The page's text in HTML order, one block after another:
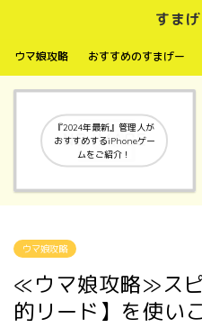
すま
ウマ娘攻略 おすすめのすまげー
『2024年最新』管理人が
おすすめするiPhoneゲー
ムをご紹介！
ウマ娘攻略
≪ウマ娘攻略≫ス
的リード】を使い